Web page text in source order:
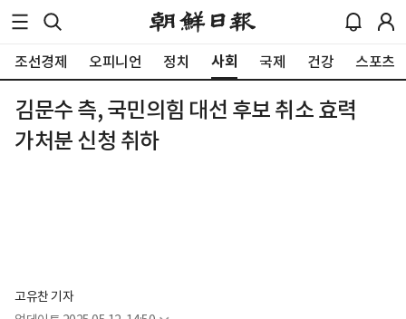
조선경제 오피니언 정치 사회 국제 건강 스포츠
김문수 측, 국민의힘 대선 후보 취소 효력
가처분 신청 취하
고유찬 기자